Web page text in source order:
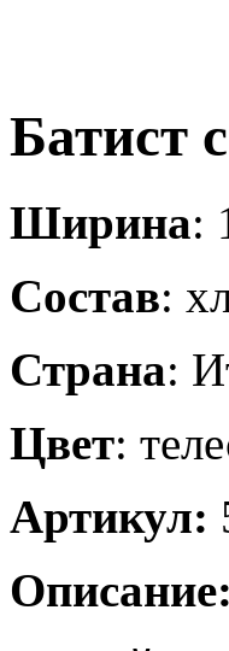
Батист
Ширина:
Состав:
Страна:
Цвет:
Артикул:
Описание: